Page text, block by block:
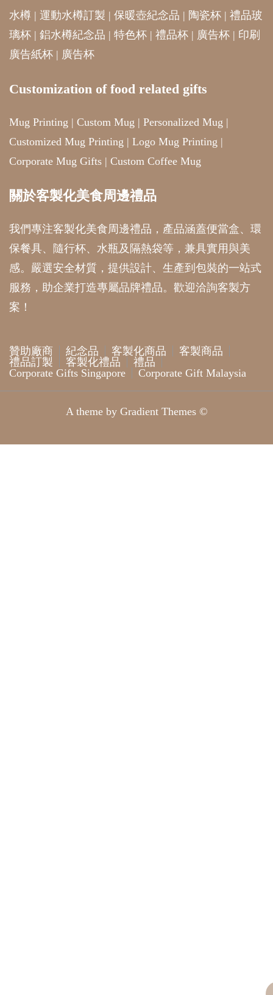
水樽 | 運動水樽訂製 | 保暖壺紀念品 | 陶瓷杯 | 禮品玻
璃杯 | 鋁水樽紀念品 | 特色杯 | 禮品杯 | 廣告杯 | 印刷
廣告紙杯 | 廣告杯
Customization of food related gifts
Mug Printing | Custom Mug | Personalized Mug |
Customized Mug Printing | Logo Mug Printing |
Corporate Mug Gifts | Custom Coffee Mug
關於客製化美食周邊禮品
我們專注客製化美食周邊禮品，產品涵蓋便當盒、環
保餐具、隨行杯、水瓶及隔熱袋等，兼具實用與美
感。嚴選安全材質，提供設計、生產到包裝的一站式
服務，助企業打造專屬品牌禮品。歡迎洽詢客製方
案！
贊助廠商 紀念品 客製化商品
客製商品
禮品訂製
客製化禮品
禮品
Corporate Gifts Singapore
Corporate Gift Malaysia
A theme by Gradient Themes ©